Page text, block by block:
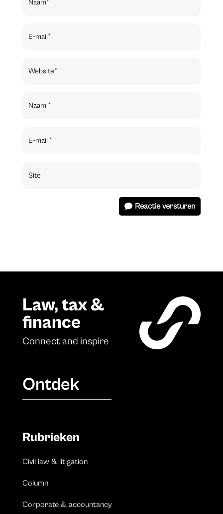
Reactie versturen
Law, tax &
finance
Connect and inspire
Ontdek
Rubrieken
Civil law & litigation
Column
Corporate & accountancy